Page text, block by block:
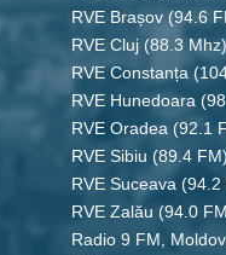
RVE Brașov (94.6
RVE Cluj (88.3 Mhz)
RVE Constanța
RVE Hunedoara
RVE Oradea (92.1
RVE Sibiu (89.4 FM)
RVE Suceava (94.2
RVE Zalău (94.0
Radio 9 FM,